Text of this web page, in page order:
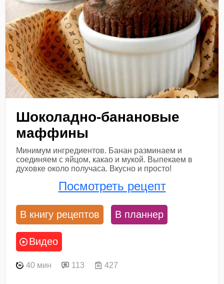
Шоколадно-банановые
маффины
Минимум ингредиентов. Банан разминаем и
соединяем с яйцом, какао и мукой. Выпекаем в
духовке около получаса. Вкусно и просто!
Посмотреть рецепт
В книгу рецептов В планнер
Видео
40 мин 113 427